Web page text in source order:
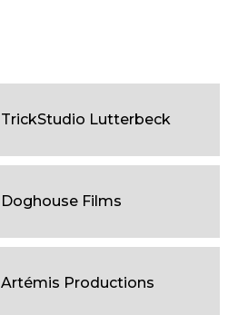
TrickStudio Lutterbeck
Doghouse Films
Artémis Productions